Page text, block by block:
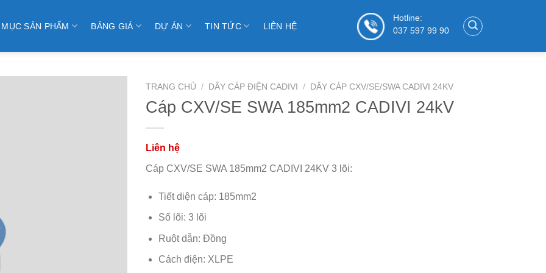
SẢN PHẨM BẢNG GIÁ DỰ ÁN TIN TỨC LIÊN HỆ
Hotline:
037 597 99 90
TRANG CHỦ / DÂY CÁP ĐIỆN CADIVI / DÂY CÁP CXV/SE/SWA CADIVI 24KV
Cáp CXV/SE SWA 185mm2 CADIVI 24kV
Cáp CXV/SE SWA 185mm2 CADIVI 24KV 3 lõi:
Tiết diện cáp: 185mm2
Số lõi: 3 lõi
Ruột dẫn: Đồng
Cách điện: XLPE